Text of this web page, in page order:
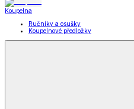
Koupelna
Ručníky a osušky
Koupelnové předložky